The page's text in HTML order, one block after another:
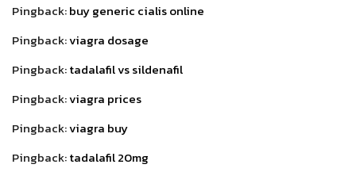
Pingback:buy generic cialis online
Pingback:viagra dosage
Pingback:tadalafil vs sildenafil
Pingback:viagra prices
Pingback:viagra buy
Pingback:tadalafil 20mg